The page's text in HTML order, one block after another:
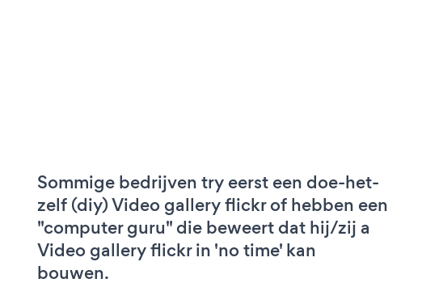
Sommige bedrijven try eerst een doe-het-
zelf (diy) Video gallery flickr of hebben een
"computer guru" die beweert dat hij/zij a
Video gallery flickr in 'no time' kan
bouwen.